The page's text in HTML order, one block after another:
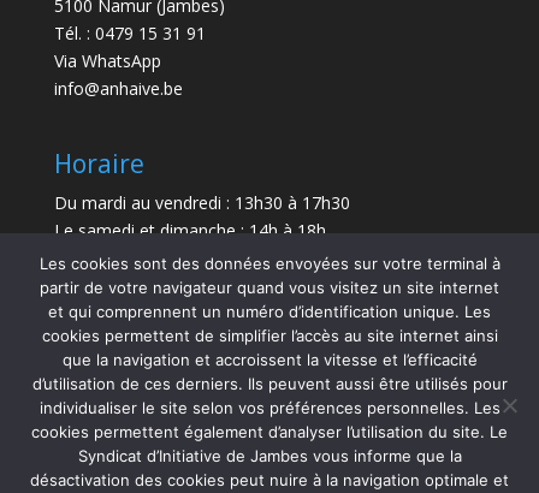
5100 Namur (Jambes)
Tél. : 0479 15 31 91
Via WhatsApp
info@anhaive.be
Horaire
Du mardi au vendredi : 13h30 à 17h30
Le samedi et dimanche : 14h à 18h
Durée de la visite : entre 30 minutes et 1 h
Le Musée sera exceptionnellement fermé le 21 juillet
et le 15 août 2026.
Les cookies sont des données envoyées sur votre terminal à
partir de votre navigateur quand vous visitez un site internet
et qui comprennent un numéro d’identification unique. Les
cookies permettent de simplifier l’accès au site internet ainsi
que la navigation et accroissent la vitesse et l’efficacité
d’utilisation de ces derniers. Ils peuvent aussi être utilisés pour
individualiser le site selon vos préférences personnelles. Les
cookies permettent également d’analyser l’utilisation du site. Le
Syndicat d’Initiative de Jambes vous informe que la
désactivation des cookies peut nuire à la navigation optimale et